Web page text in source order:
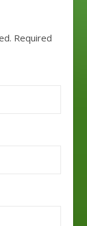
Required